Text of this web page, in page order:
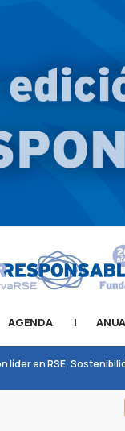
AGENDA |
en RSE,